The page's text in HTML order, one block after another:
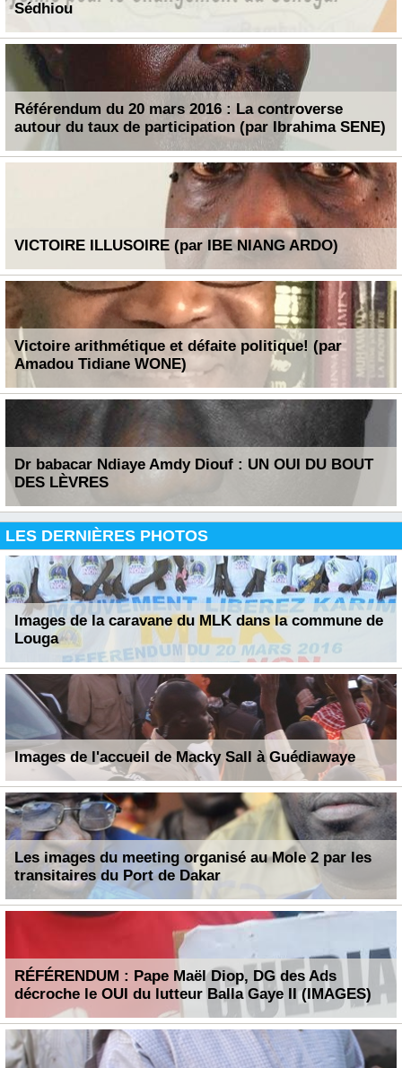
Sédhiou
Référendum du 20 mars 2016 : La controverse
autour du taux de participation (par Ibrahima SENE)
VICTOIRE ILLUSOIRE (par IBE NIANG ARDO)
Victoire arithmétique et défaite politique! (par
Amadou Tidiane WONE)
Dr babacar Ndiaye Amdy Diouf : UN OUI DU BOUT
DES LÈVRES
LES DERNIÈRES PHOTOS
Images de la caravane du MLK dans la commune de
Louga
Images de l'accueil de Macky Sall à Guédiawaye
Les images du meeting organisé au Mole 2 par les
transitaires du Port de Dakar
RÉFÉRENDUM : Pape Maël Diop, DG des Ads
décroche le OUI du lutteur Balla Gaye II (IMAGES)